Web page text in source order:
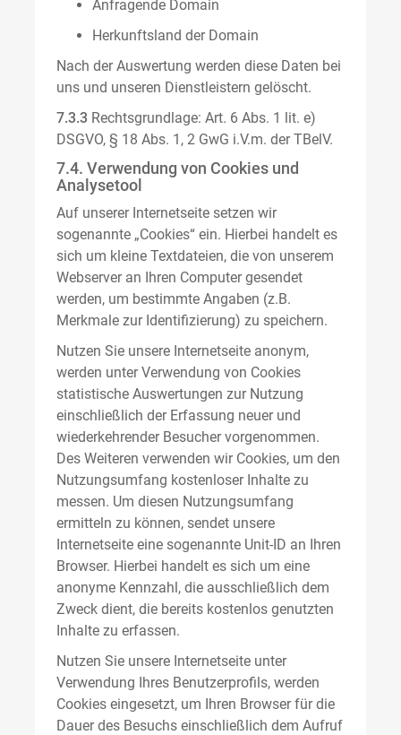
Anfragende Domain
Herkunftsland der Domain
Nach der Auswertung werden diese Daten bei
uns und unseren Dienstleistern gelöscht.
7.3.3 Rechtsgrundlage: Art. 6 Abs. 1 lit. e)
DSGVO, § 18 Abs. 1, 2 GwG i.V.m. der TBelV.
7.4. Verwendung von Cookies und
Analysetool
Auf unserer Internetseite setzen wir
sogenannte „Cookies“ ein. Hierbei handelt es
sich um kleine Textdateien, die von unserem
Webserver an Ihren Computer gesendet
werden, um bestimmte Angaben (z.B.
Merkmale zur Identifizierung) zu speichern.
Nutzen Sie unsere Internetseite anonym,
werden unter Verwendung von Cookies
statistische Auswertungen zur Nutzung
einschließlich der Erfassung neuer und
wiederkehrender Besucher vorgenommen.
Des Weiteren verwenden wir Cookies, um den
Nutzungsumfang kostenloser Inhalte zu
messen. Um diesen Nutzungsumfang
ermitteln zu können, sendet unsere
Internetseite eine sogenannte Unit-ID an Ihren
Browser. Hierbei handelt es sich um eine
anonyme Kennzahl, die ausschließlich dem
Zweck dient, die bereits kostenlos genutzten
Inhalte zu erfassen.
Nutzen Sie unsere Internetseite unter
Verwendung Ihres Benutzerprofils, werden
Cookies eingesetzt, um Ihren Browser für die
Dauer des Besuchs einschließlich dem Aufruf